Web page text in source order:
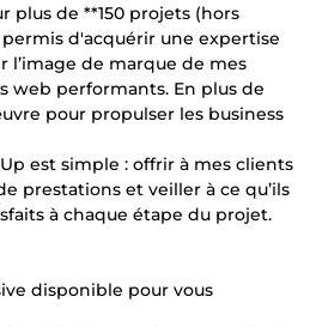
plus de **150 projets (hors
permis d'acquérir une expertise
l’image de marque de mes
web performants. En plus de
pour propulser les business
est simple : offrir à mes clients
prestations et veiller à ce qu’ils
à chaque étape du projet.
disponible pour vous